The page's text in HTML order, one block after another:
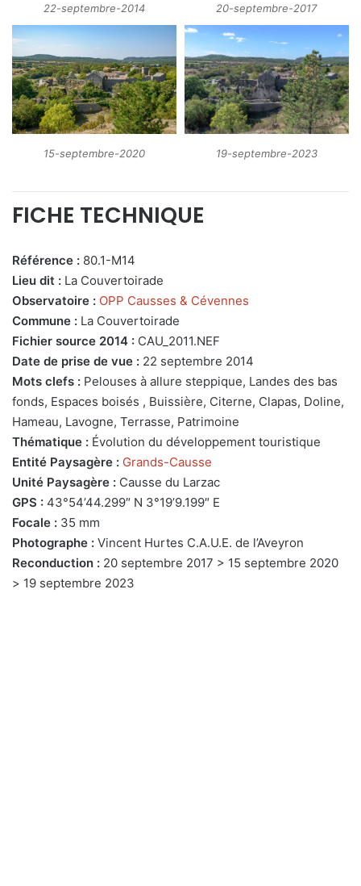
22-septembre-2014 20-septembre-2017
15-septembre-2020 19-septembre-2023
FICHE TECHNIQUE
Référence : 80.1-M14
Lieu dit : La Couvertoirade
Observatoire : OPP Causses & Cévennes
Commune : La Couvertoirade
Fichier source 2014 : CAU_2011.NEF
Date de prise de vue : 22 septembre 2014
Mots clefs : Pelouses à allure steppique, Landes des bas
fonds, Espaces boisés , Buissière, Citerne, Clapas, Doline,
Hameau, Lavogne, Terrasse, Patrimoine
Thématique : Évolution du développement touristique
Entité Paysagère : Grands-Causse
Unité Paysagère : Causse du Larzac
GPS : 43°54’44.299″ N 3°19’9.199″ E
Focale : 35 mm
Photographe : Vincent Hurtes C.A.U.E. de l’Aveyron
Reconduction : 20 septembre 2017 > 15 septembre 2020
> 19 septembre 2023